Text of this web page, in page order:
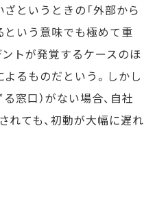
というときの「外部から
という意味でも極めて重
トが発覚するケースのほ
るものだという。しかし
窓口）がない場合、自社
れても、初動が大幅に遅れ